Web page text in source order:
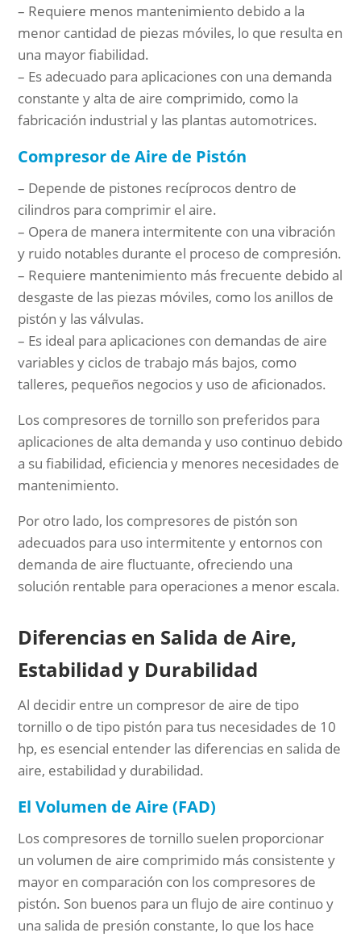
– Requiere menos mantenimiento debido a la
menor cantidad de piezas móviles, lo que resulta en
una mayor fiabilidad.
– Es adecuado para aplicaciones con una demanda
constante y alta de aire comprimido, como la
fabricación industrial y las plantas automotrices.
Compresor de Aire de Pistón
– Depende de pistones recíprocos dentro de
cilindros para comprimir el aire.
– Opera de manera intermitente con una vibración
y ruido notables durante el proceso de compresión.
– Requiere mantenimiento más frecuente debido al
desgaste de las piezas móviles, como los anillos de
pistón y las válvulas.
– Es ideal para aplicaciones con demandas de aire
variables y ciclos de trabajo más bajos, como
talleres, pequeños negocios y uso de aficionados.
Los compresores de tornillo son preferidos para
aplicaciones de alta demanda y uso continuo debido
a su fiabilidad, eficiencia y menores necesidades de
mantenimiento.
Por otro lado, los compresores de pistón son
adecuados para uso intermitente y entornos con
demanda de aire fluctuante, ofreciendo una
solución rentable para operaciones a menor escala.
Diferencias en Salida de Aire,
Estabilidad y Durabilidad
Al decidir entre un compresor de aire de tipo
tornillo o de tipo pistón para tus necesidades de 10
hp, es esencial entender las diferencias en salida de
aire, estabilidad y durabilidad.
El Volumen de Aire (FAD)
Los compresores de tornillo suelen proporcionar
un volumen de aire comprimido más consistente y
mayor en comparación con los compresores de
pistón. Son buenos para un flujo de aire continuo y
una salida de presión constante, lo que los hace